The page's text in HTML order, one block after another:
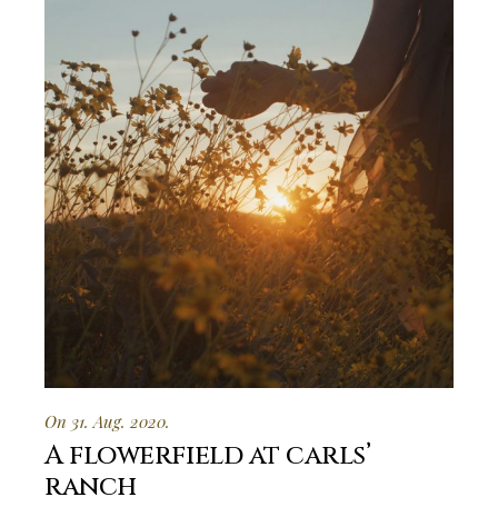
On 31. Aug. 2020.
A flowerfield at carls’
ranch